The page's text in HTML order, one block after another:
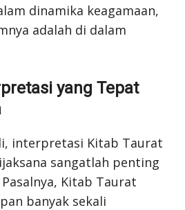
dinamika keagamaan,
adalah di dalam
yang Tepat
interpretasi Kitab Taurat
sangatlah penting
Kitab Taurat
banyak sekali